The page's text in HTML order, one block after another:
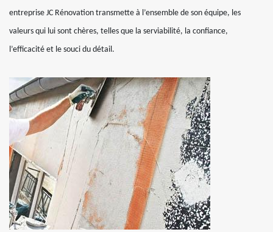
entreprise JC Rénovation transmette à l’ensemble de son équipe, les
valeurs qui lui sont chères, telles que la serviabilité, la confiance,
l’efficacité et le souci du détail.